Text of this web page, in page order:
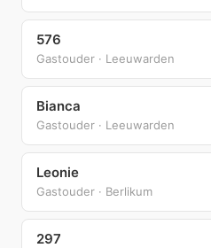
576
Gastouder · Leeuwarden
Bianca
Gastouder · Leeuwarden
Leonie
Gastouder · Berlikum
297